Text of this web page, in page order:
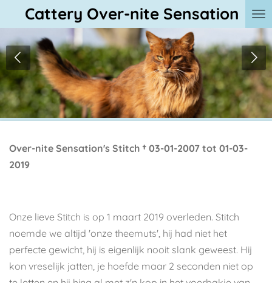
direct
naar
de
hoofdinhoud
Cattery Over-nite Sensation
Over-nite Sensation's Stitch † 03-01-2007 tot 01-03-
2019
Onze lieve Stitch is op 1 maart 2019 overleden. Stitch
noemde we altijd 'onze theemuts', hij had niet het
perfecte gewicht, hij is eigenlijk nooit slank geweest. Hij
kon vreselijk jatten, je hoefde maar 2 seconden niet op